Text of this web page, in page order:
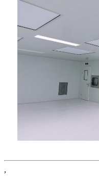
,